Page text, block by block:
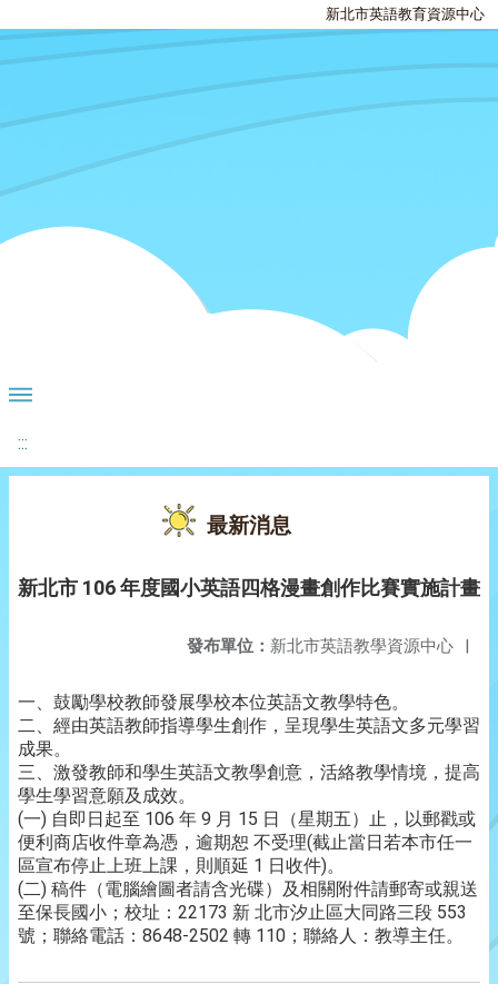
新北市英語教育資源中心
:::
最新消息
新北市 106 年度國小英語四格漫畫創作比賽實施計畫
發布單位： 新北市英語教學資源中心 |
一、鼓勵學校教師發展學校本位英語文教學特色。
二、經由英語教師指導學生創作，呈現學生英語文多元學習
成果。
三、激發教師和學生英語文教學創意，活絡教學情境，提高
學生學習意願及成效。
(一) 自即日起至 106 年 9 月 15 日（星期五）止，以郵戳或
便利商店收件章為憑，逾期恕 不受理(截止當日若本市任一
區宣布停止上班上課，則順延 1 日收件)。
(二) 稿件（電腦繪圖者請含光碟）及相關附件請郵寄或親送
至保長國小；校址：22173 新 北市汐止區大同路三段 553
號；聯絡電話：8648-2502 轉 110；聯絡人：教導主任。